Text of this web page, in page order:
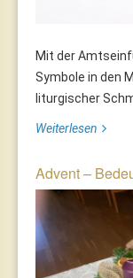
Mit der
Symbole in den
liturgischer
Weiterlesen
Advent –